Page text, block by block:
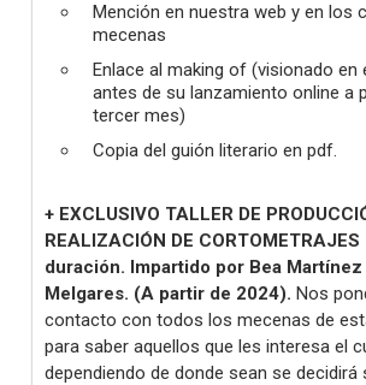
Mención en nuestra web y en los
mecenas
Enlace al making of (visionado en
antes de su lanzamiento online a
tercer mes)
Copia del guión literario en pdf.
+ EXCLUSIVO TALLER DE
REALIZACIÓN DE
duración. Impartido por Bea
Melgares. (A partir de 2024). Nos
contacto con todos los mecenas de
para saber aquellos que les interesa el
dependiendo de donde sean se decidirá